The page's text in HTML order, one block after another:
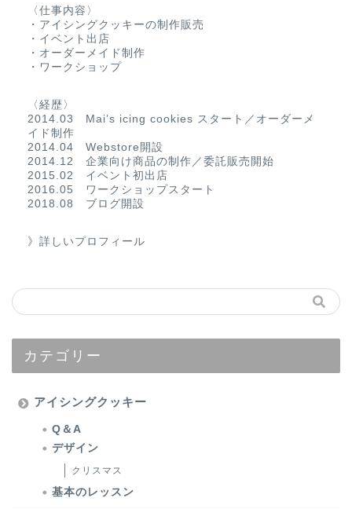
〈仕事内容〉
・アイシングクッキーの制作販売
・イベント出店
・オーダーメイド制作
・ワークショップ
〈経歴〉
2014.03 Mai’s icing cookies スタート／オーダーメ
イド制作
2014.04 Webstore開設
2014.12 企業向け商品の制作／委託販売開始
2015.02 イベント初出店
2016.05 ワークショップスタート
2018.08 ブログ開設
》詳しいプロフィール
カテゴリー
アイシングクッキー
Q＆A
デザイン
クリスマス
基本のレッスン